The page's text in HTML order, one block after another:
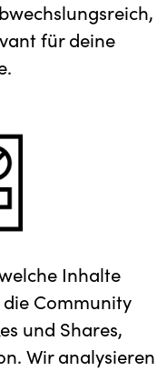
für deine
Inhalte
Community
und Shares,
Wir analysieren